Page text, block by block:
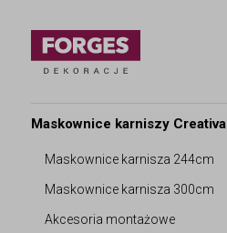
Maskownice karniszy Creativa
Maskownice karnisza 244cm
Maskownice karnisza 300cm
Akcesoria montażowe